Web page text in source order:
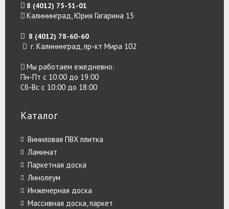
8 (4012) 75-51-01
Калининград, Юрия Гагарина 15
8 (4012) 78-60-60
г. Калининград, пр-кт Мира 102
Мы работаем ежедневно:
Пн-Пт с 10:00 до 19:00
Сб-Вс с 10:00 до 18:00
Каталог
Виниловая ПВХ плитка
Ламинат
Паркетная доска
Линолеум
Инженерная доска
Массивная доска, паркет